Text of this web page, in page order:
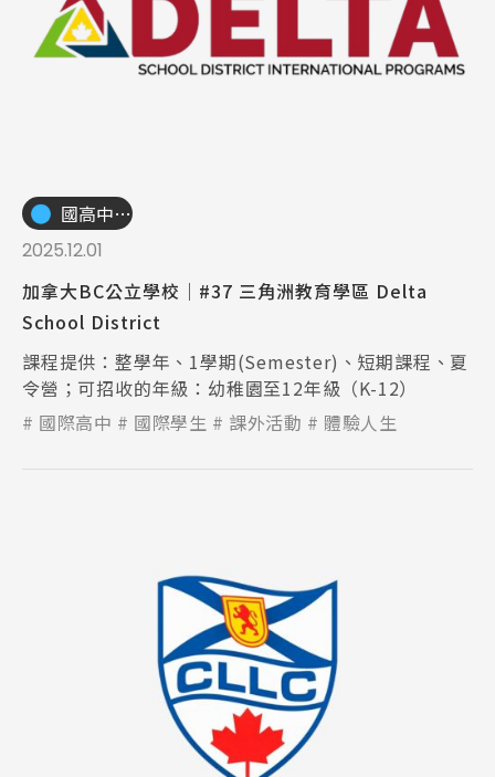
國高中小學校
2025.12.01
加拿大BC公立學校│#37 三角洲教育學區 Delta
School District
課程提供：整學年、1學期(Semester)、短期課程、夏
令營；可招收的年級：幼稚園至12年級（K-12）
國際高中
國際學生 課外活動 體驗人生